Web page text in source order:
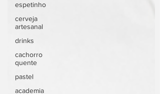
espetinho
cerveja
artesanal
drinks
cachorro
quente
pastel
academia